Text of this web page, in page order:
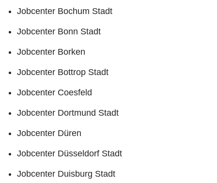
Jobcenter Bochum Stadt
Jobcenter Bonn Stadt
Jobcenter Borken
Jobcenter Bottrop Stadt
Jobcenter Coesfeld
Jobcenter Dortmund Stadt
Jobcenter Düren
Jobcenter Düsseldorf Stadt
Jobcenter Duisburg Stadt